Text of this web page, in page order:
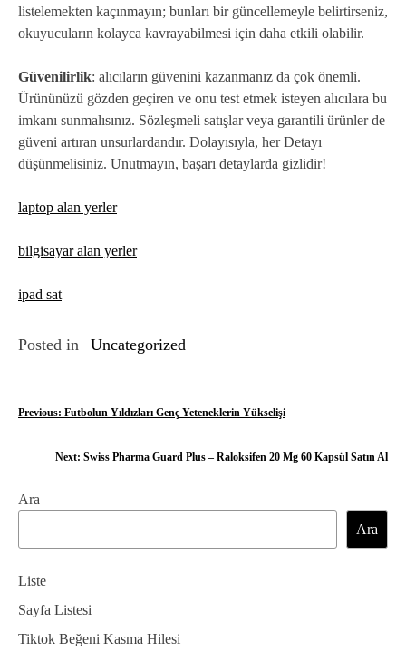
listelemekten kaçınmayın; bunları bir güncellemeyle belirtirseniz,
okuyucuların kolayca kavrayabilmesi için daha etkili olabilir.
Güvenilirlik: alıcıların güvenini kazanmanız da çok önemli.
Ürününüzü gözden geçiren ve onu test etmek isteyen alıcılara bu
imkanı sunmalısınız. Sözleşmeli satışlar veya garantili ürünler de
güveni artıran unsurlardandır. Dolayısıyla, her Detayı
düşünmelisiniz. Unutmayın, başarı detaylarda gizlidir!
laptop alan yerler
bilgisayar alan yerler
ipad sat
Posted in Uncategorized
Y
ı
g
e
z
i
Previous: Futbolun Yıldızları Genç Yeteneklerin Yükselişi
Next: Swiss Pharma Guard Plus – Raloksifen 20 Mg 60 Kapsül Satın Al
Ara
Ara
Liste
Sayfa Listesi
Tiktok Beğeni Kasma Hilesi